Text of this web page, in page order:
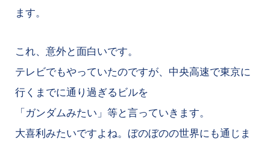
ます。
これ、意外と面白いです。
テレビでもやっていたのですが、中央高速で東京に
行くまでに通り過ぎるビルを
「ガンダムみたい」等と言っていきます。
大喜利みたいですよね。ぼのぼのの世界にも通じま